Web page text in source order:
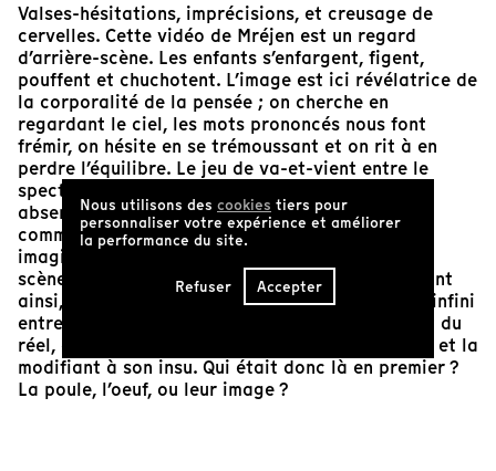
Valses-hésitations, imprécisions, et creusage de
cervelles. Cette vidéo de Mréjen est un regard
d’arrière-scène. Les enfants s’enfargent, figent,
pouffent et chuchotent. L’image est ici révélatrice de
la corporalité de la pensée ; on cherche en
regardant le ciel, les mots prononcés nous font
frémir, on hésite en se trémoussant et on rit à en
perdre l’équilibre. Le jeu de va-et-vient entre le
spectacle et la vie est explicité par une habile
absence de mise en scène. Les enfants gigotent
comme des acteurs de cinéma, alors que leur
imaginaire a été forgé au contact des mises en
scène qu’ils nous relatent. Nos vies se dérouleront
ainsi, inlassablement, dans un jeu de ping-pong infini
entre soi, le réel et les représentations de soi et du
réel, chacune des dimensions nourrissant l’autre et la
modifiant à son insu. Qui était donc là en premier ?
La poule, l’oeuf, ou leur image ?
Nous utilisons des cookies tiers pour
personnaliser votre expérience et améliorer
la performance du site.
Refuser Accepter